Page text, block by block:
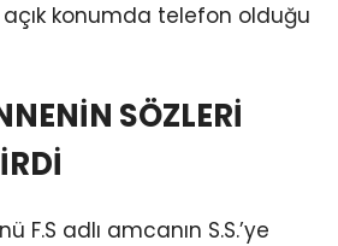
açık konumda telefon olduğu
SÖZLERİ
F.S adlı amcanın S.S.’ye